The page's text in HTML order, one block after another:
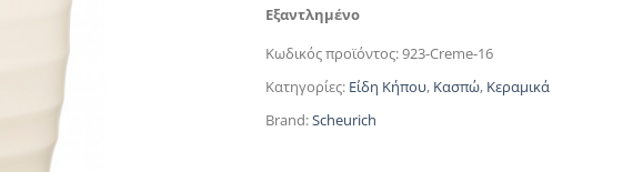
Εξαντλημένο
Κωδικός προϊόντος:923-Creme-16
Κατηγορίες: Είδη Κήπου, Κασπώ, Κεραμικά
Brand:Scheurich